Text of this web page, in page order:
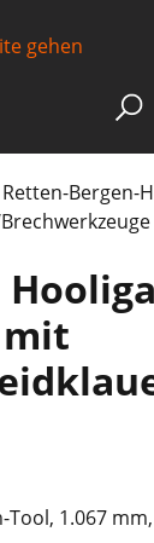
Retten-Bergen-
mit